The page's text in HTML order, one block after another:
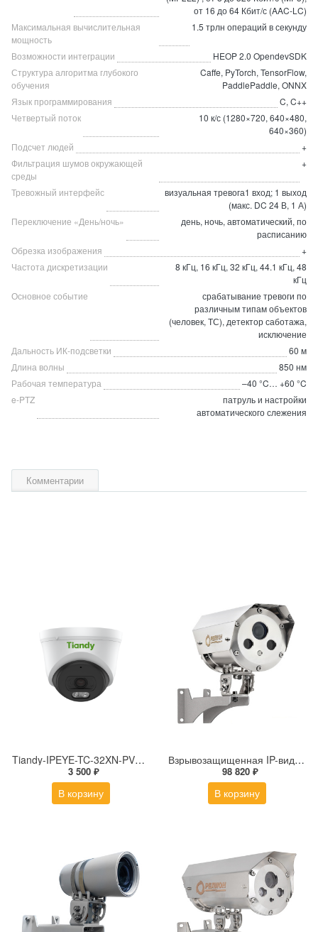
от 16 до 64 Кбит/с (AAC-LC)
Максимальная вычислительная
мощность
1.5 трлн операций в секунду
Возможности интеграции
HEOP 2.0 OpendevSDK
Структура алгоритма глубокого
обучения
Caffe, PyTorch, TensorFlow,
PaddlePaddle, ONNX
Язык программирования
C, C++
Четвертый поток
10 к/с (1280×720, 640×480,
640×360)
Подсчет людей
+
Фильтрация шумов окружающей
среды
+
Тревожный интерфейс
визуальная тревога1 вход; 1 выход
(макс. DC 24 В, 1 А)
Переключение «День/ночь»
день, ночь, автоматический, по
расписанию
Обрезка изображения
+
Частота дискретизации
8 кГц, 16 кГц, 32 кГц, 44.1 кГц, 48
кГц
Основное событие
срабатывание тревоги по
различным типам объектов
(человек, ТС), детектор саботажа,
исключение
Дальность ИК-подсветки
60 м
Длина волны
850 нм
Рабочая температура
–40 °C… +60 °C
e-PTZ
патруль и настройки
автоматического слежения
Комментарии
Tiandy-IPEYE-TC-32XN-PVZ 2Мп купольная «турель» IP камера с фиксированным объективом, серия SPARK со встроенным агентом IPEYE для ПВЗ
3 500 ₽
В корзину
Взрывозащищенная IP-видеокамера Релион Релион-Exd-Н-100-ИК-IP5Мп2.8mm-PoE-МК-TR
98 820 ₽
В корзину